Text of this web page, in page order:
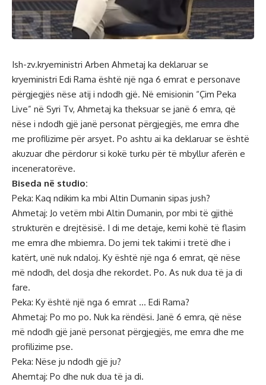
Ish-zv.kryeministri Arben Ahmetaj ka deklaruar se
kryeministri Edi Rama është një nga 6 emrat e personave
përgjegjës nëse atij i ndodh gjë. Në emisionin “Çim Peka
Live” në Syri Tv, Ahmetaj ka theksuar se janë 6 emra, që
nëse i ndodh gjë janë personat përgjegjës, me emra dhe
me profilizime për arsyet. Po ashtu ai ka deklaruar se është
akuzuar dhe përdorur si kokë turku për të mbyllur aferën e
inceneratorëve.
Biseda në studio:
Peka: Kaq ndikim ka mbi Altin Dumanin sipas jush?
Ahmetaj: Jo vetëm mbi Altin Dumanin, por mbi të gjithë
strukturën e drejtësisë. I di me detaje, kemi kohë të flasim
me emra dhe mbiemra. Do jemi tek takimi i tretë dhe i
katërt, unë nuk ndaloj. Ky është një nga 6 emrat, që nëse
më ndodh, del dosja dhe rekordet. Po. As nuk dua të ja di
fare.
Peka: Ky është një nga 6 emrat … Edi Rama?
Ahmetaj: Po mo po. Nuk ka rëndësi. Janë 6 emra, që nëse
më ndodh gjë janë personat përgjegjës, me emra dhe me
profilizime pse.
Peka: Nëse ju ndodh gjë ju?
Ahemtaj: Po dhe nuk dua të ja di.